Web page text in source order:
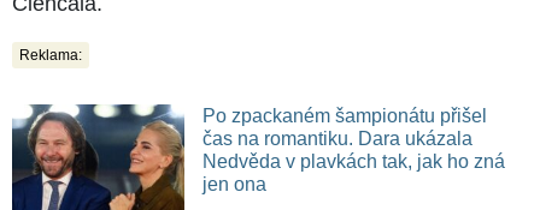
Reklama:
Po zpackaném šampionátu přišel
čas na romantiku. Dara ukázala
Nedvěda v plavkách tak, jak ho zná
jen ona